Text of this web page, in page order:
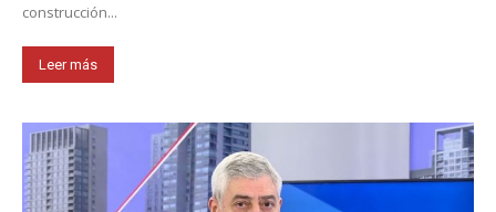
construcción...
Leer más